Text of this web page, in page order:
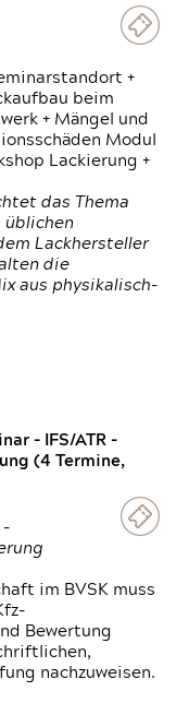
+
beim
+ Mängel und
Modul
Lackierung +
das Thema
üblichen
Lackhersteller
die
aus physikalisch-
- IFS/ATR -
(4 Termine,
-
im BVSK muss
Bewertung
nachzuweisen.